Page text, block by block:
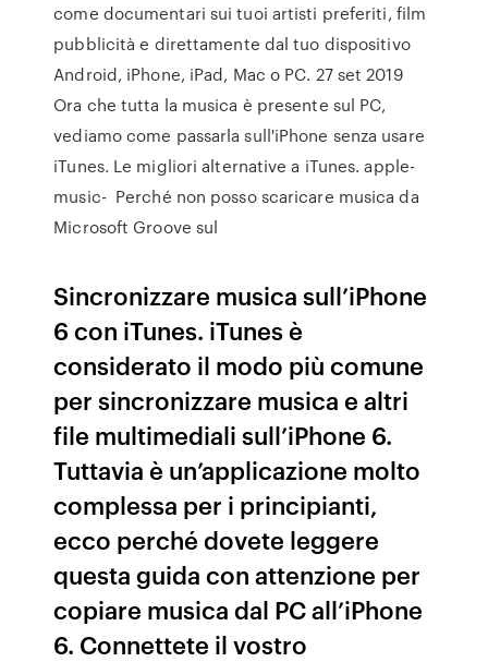
come documentari sui tuoi artisti preferiti, film
pubblicità e direttamente dal tuo dispositivo
Android, iPhone, iPad, Mac o PC. 27 set 2019
Ora che tutta la musica è presente sul PC,
vediamo come passarla sull'iPhone senza usare
iTunes. Le migliori alternative a iTunes. apple-
music- Perché non posso scaricare musica da
Microsoft Groove sul
Sincronizzare musica sull’iPhone
6 con iTunes. iTunes è
considerato il modo più comune
per sincronizzare musica e altri
file multimediali sull’iPhone 6.
Tuttavia è un’applicazione molto
complessa per i principianti,
ecco perché dovete leggere
questa guida con attenzione per
copiare musica dal PC all’iPhone
6. Connettete il vostro